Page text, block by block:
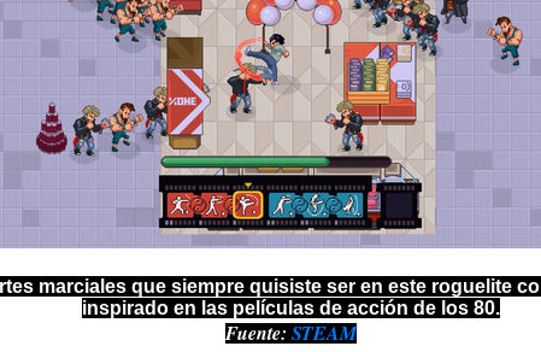
marciales que siempre quisiste ser en este roguelite
inspirado en las películas de acción de los 80.
Fuente: STEAM